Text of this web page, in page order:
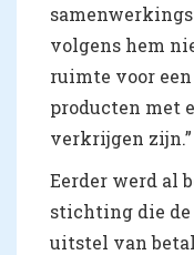
volgens hem
ruimte voor
producten met
verkrijgen zijn.”
Eerder werd al
stichting die de
uitstel van